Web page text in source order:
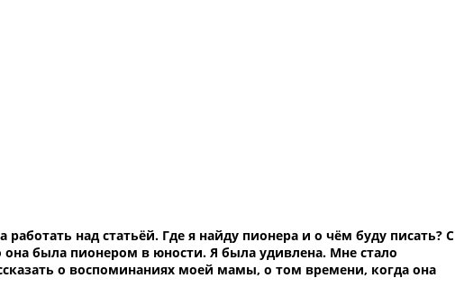
над статьёй. Где я найду пионера и о чём буду писать? С
была пионером в юности. Я была удивлена. Мне стало
о воспоминаниях моей мамы, о том времени, когда она